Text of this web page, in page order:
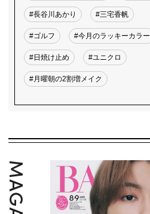
#長谷川あかり #三宅香帆
#ゴルフ #今月のラッキーカラー
#日焼け止め #ユニクロ
#月曜朝の2割増メイク